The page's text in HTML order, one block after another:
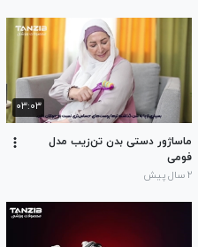
۰۳:۰۳
ماساژور دستی بدن تن‌زیب مدل
فومی
۲ سال پیش